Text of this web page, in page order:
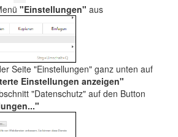
"Einstellungen" aus
Seite "Einstellungen" ganz unten auf
Einstellungen anzeigen"
"Datenschutz" auf den Button